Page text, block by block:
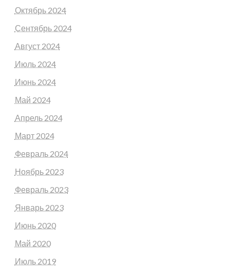
Октябрь 2024
Сентябрь 2024
Август 2024
Июль 2024
Июнь 2024
Май 2024
Апрель 2024
Март 2024
Февраль 2024
Ноябрь 2023
Февраль 2023
Январь 2023
Июнь 2020
Май 2020
Июль 2019